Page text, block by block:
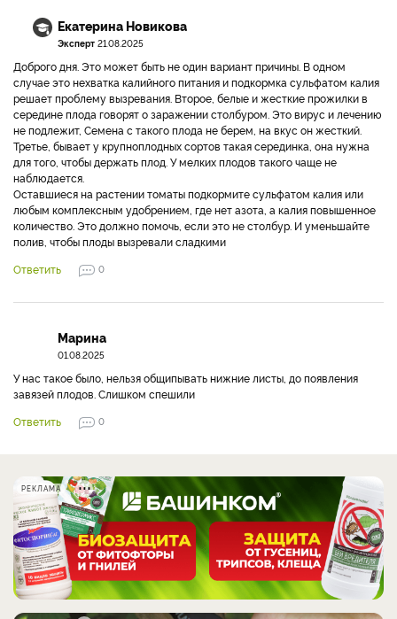
Екатерина Новикова
Эксперт 21.08.2025
Доброго дня. Это может быть не один вариант причины. В одном
случае это нехватка калийного питания и подкормка сульфатом калия
решает проблему вызревания. Второе, белые и жесткие прожилки в
середине плода говорят о заражении столбуром. Это вирус и лечению
не подлежит, Семена с такого плода не берем, на вкус он жесткий.
Третье, бывает у крупноплодных сортов такая серединка, она нужна
для того, чтобы держать плод. У мелких плодов такого чаще не
наблюдается.
Оставшиеся на растении томаты подкормите сульфатом калия или
любым комплексным удобрением, где нет азота, а калия повышенное
количество. Это должно помочь, если это не столбур. И уменьшайте
полив, чтобы плоды вызревали сладкими
Ответить
0
Марина
01.08.2025
У нас такое было, нельзя общипывать нижние листы, до появления
завязей плодов. Слишком спешили
Ответить
0
РЕКЛАМА